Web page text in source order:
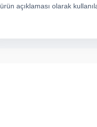
ürün açıklaması olarak